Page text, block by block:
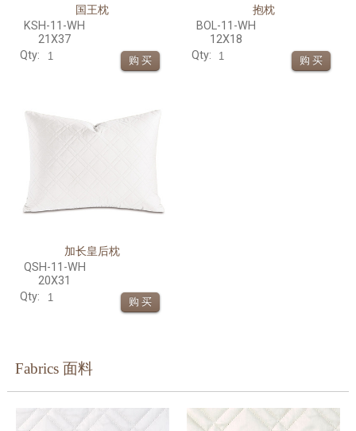
国王枕
KSH-11-WH
21X37
Qty:
抱枕
BOL-11-WH
12X18
Qty:
加长皇后枕
QSH-11-WH
20X31
Qty:
Fabrics 面料